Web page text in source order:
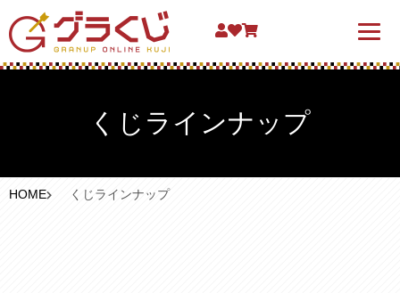
くじラインナップ
HOME くじラインナップ